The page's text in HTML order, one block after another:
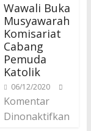
Wawali Buka
Musyawarah
Komisariat
Cabang
Pemuda
Katolik
06/12/2020
Komentar
Dinonaktifkan